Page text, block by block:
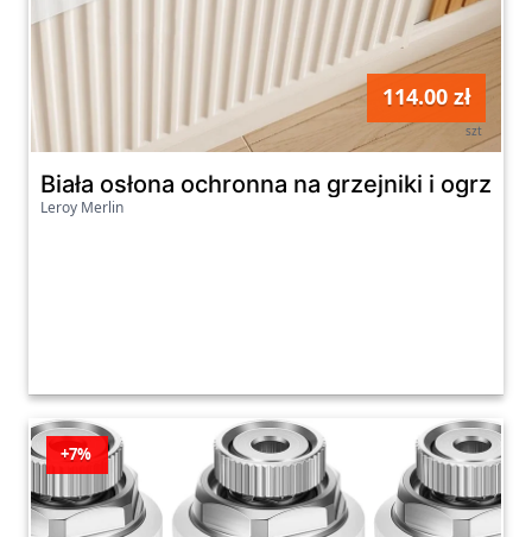
114.00 zł
szt
Biała osłona ochronna na grzejniki i
Leroy Merlin
+7%